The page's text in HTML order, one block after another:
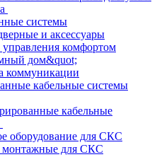
системы
и аксессуары
комфортом
дом&quot;
коммуникации
кабельные системы
кабельные
оборудование для СКС
монтажные для СКС